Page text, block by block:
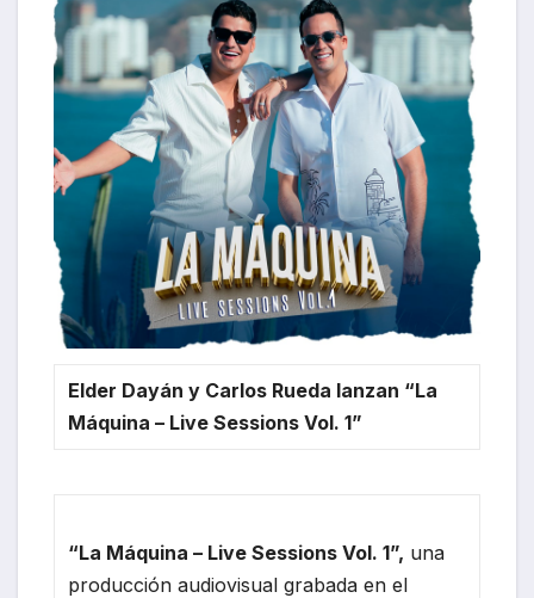
Elder Dayán y Carlos Rueda lanzan “La
Máquina – Live Sessions Vol. 1”
“La Máquina – Live Sessions Vol. 1”, una
producción audiovisual grabada en el